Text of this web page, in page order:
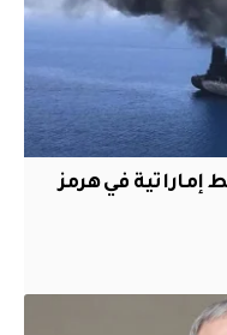
في هرمز